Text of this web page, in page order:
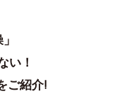
い！
ご紹介!